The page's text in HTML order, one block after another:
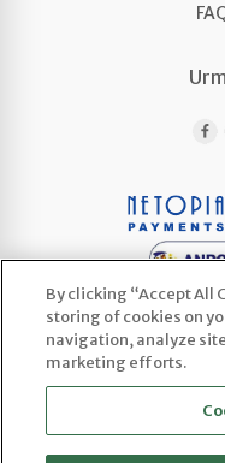
CUI: 52443922
Sediu social:
By clicking “Accept All
storing of cookies on
navigation, analyze
marketing efforts.